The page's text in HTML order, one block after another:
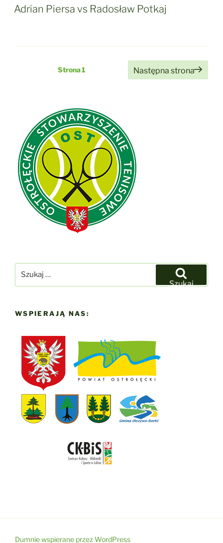
Adrian Piersa vs Radosław Potkaj
Stronicowanie
Strona1 Następna strona
Szukaj
WSPIERAJĄ NAS:
Dumnie wspierane przez WordPress